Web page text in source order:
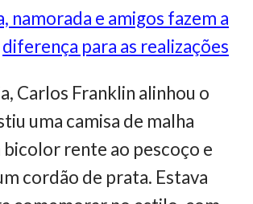
namorada e amigos fazem a
diferença para as realizações
Carlos Franklin alinhou o
uma camisa de malha
bicolor rente ao pescoço e
cordão de prata. Estava